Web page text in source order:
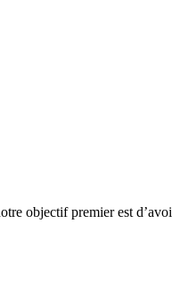
objectif premier est